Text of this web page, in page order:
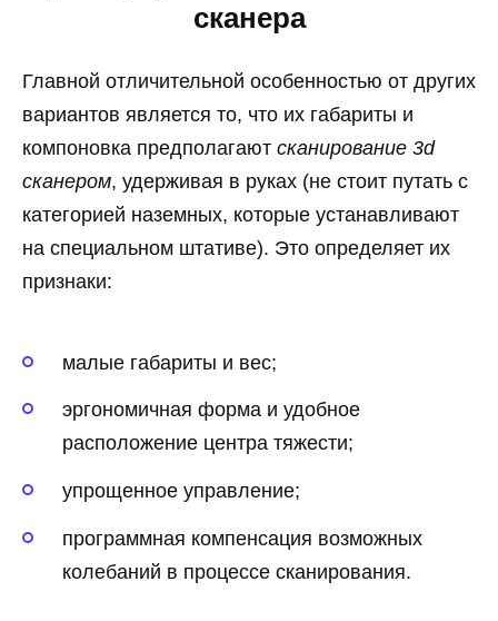
сканера
Главной отличительной особенностью от других
вариантов является то, что их габариты и
компоновка предполагают сканирование 3d
сканером, удерживая в руках (не стоит путать с
категорией наземных, которые устанавливают
на специальном штативе). Это определяет их
признаки:
малые габариты и вес;
эргономичная форма и удобное
расположение центра тяжести;
упрощенное управление;
программная компенсация возможных
колебаний в процессе сканирования.